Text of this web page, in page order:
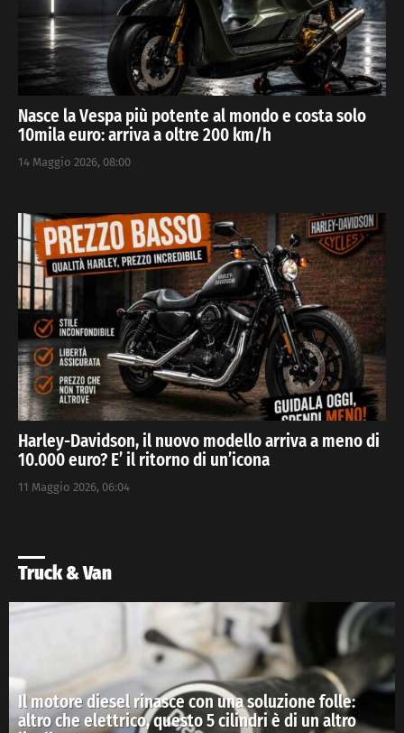
Nasce la Vespa più potente al mondo e costa solo
10mila euro: arriva a oltre 200 km/h
14 Maggio 2026, 08:00
Harley-Davidson, il nuovo modello arriva a meno di
10.000 euro? E’ il ritorno di un’icona
11 Maggio 2026, 06:04
Truck & Van
Il motore diesel rinasce con una soluzione folle:
altro che elettrico, questo 5 cilindri è di un altro